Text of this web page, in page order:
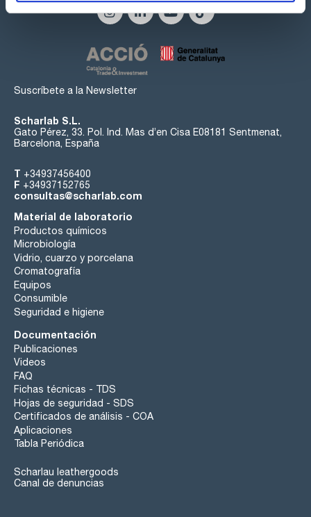
Suscríbete a la Newsletter
Scharlab S.L.
Gato Pérez, 33. Pol. Ind. Mas d’en Cisa E08181 Sentmenat,
Barcelona, España
T +34937456400
F +34937152765
consultas@scharlab.com
Material de laboratorio
Productos químicos
Microbiología
Vidrio, cuarzo y porcelana
Cromatografía
Equipos
Consumible
Seguridad e higiene
Documentación
Publicaciones
Videos
FAQ
Fichas técnicas - TDS
Hojas de seguridad - SDS
Certificados de análisis - COA
Aplicaciones
Tabla Periódica
Scharlau leathergoods
Canal de denuncias